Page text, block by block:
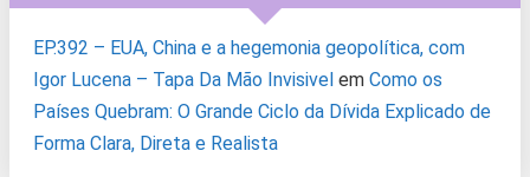
EP.392 – EUA, China e a hegemonia geopolítica, com
Igor Lucena – Tapa Da Mão Invisivel em Como os
Países Quebram: O Grande Ciclo da Dívida Explicado de
Forma Clara, Direta e Realista